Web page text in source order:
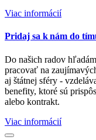
Viac informácií
Pridaj sa k nám do
Do našich radov
pracovať na
aj štátnej sféry -
benefity, ktoré sú
alebo kontrakt.
Viac informácií